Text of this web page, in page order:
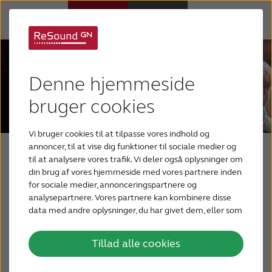
Denne hjemmeside
bruger cookies
Vi bruger cookies til at tilpasse vores indhold og
annoncer, til at vise dig funktioner til sociale medier og
til at analysere vores trafik. Vi deler også oplysninger om
din brug af vores hjemmeside med vores partnere inden
for sociale medier, annonceringspartnere og
analysepartnere. Vores partnere kan kombinere disse
data med andre oplysninger, du har givet dem, eller som
Tillad alle cookies
Høretab
Support
Om os
Blog
BLIV TESTPERSON
Din blog om hørelse
En blog for mennesker, der har, eller som har
mistanke om, et høretab. Og for deres
for bedre at forstå deres kære med nedsat
hørelse.